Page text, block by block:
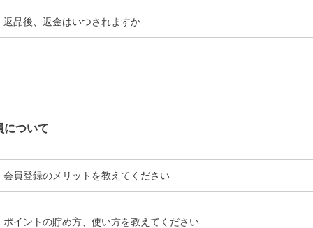
返品後、返金はいつされますか
について
会員登録のメリットを教えてください
ポイントの貯め方、使い方を教えてください